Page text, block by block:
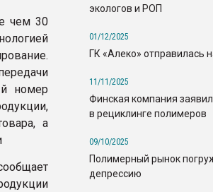
чем 30
номер
а
экологов и РОП
01/12/2025
ГК «Алеко» отправилась
11/11/2025
Финская компания
в рециклинге полимеров
09/10/2025
Полимерный рынок
депрессию